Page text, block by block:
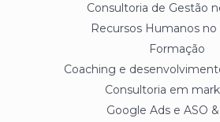
Consultoria de Gestão
Recursos Humanos
Formação
Coaching e
Consultoria em
Google Ads e ASO